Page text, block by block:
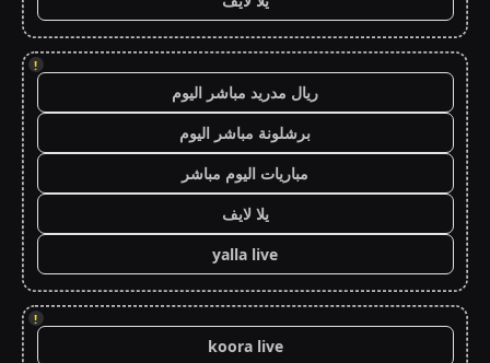
!
ريال مدريد مباشر اليوم
برشلونة مباشر اليوم
مباريات اليوم مباشر
يلا لايف
yalla live
!
koora live